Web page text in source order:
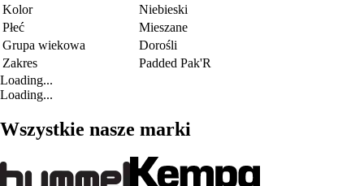
Kolor
Niebieski
Płeć
Mieszane
Grupa wiekowa
Dorośli
Zakres
Padded Pak'R
Loading...
Loading...
Wszystkie nasze marki